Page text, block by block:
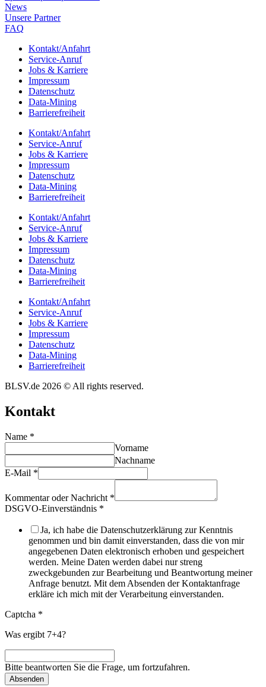
News
Unsere Part­ner
FAQ
Kontakt/​​Anfahrt
Service-Anruf
Jobs & Karriere
Impres­sum
Daten­schutz
Data-Mining
Barrie­re­frei­heit
Kontakt/​​Anfahrt
Service-Anruf
Jobs & Karriere
Impres­sum
Daten­schutz
Data-Mining
Barrie­re­frei­heit
Kontakt/​​Anfahrt
Service-Anruf
Jobs & Karriere
Impres­sum
Daten­schutz
Data-Mining
Barrie­re­frei­heit
Kontakt/​​Anfahrt
Service-Anruf
Jobs & Karriere
Impres­sum
Daten­schutz
Data-Mining
Barrie­re­frei­heit
BLSV.de 2026 © All rights reserved.
Kontakt
Name *
Vorname
Nachname
E-Mail *
Kommentar oder Nachricht *
DSGVO-Einverständnis *
Ja, ich habe die Datenschutzerklärung zur Kenntnis
genommen und bin damit einverstanden, dass die von mir
angegebenen Daten elektronisch erhoben und gespeichert
werden. Meine Daten werden dabei nur streng
zweckgebunden zur Bearbeitung und Beantwortung meiner
Anfrage benutzt. Mit dem Absenden der Kontaktanfrage
erkläre ich mich mit der Verarbeitung einverstanden.
Captcha *
Was ergibt 7+4?
Bitte beantworten Sie die Frage, um fortzufahren.
Absenden